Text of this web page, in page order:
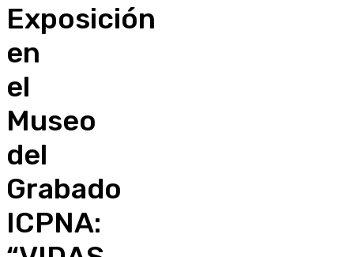
Exposición
en
el
Museo
del
Grabado
ICPNA: